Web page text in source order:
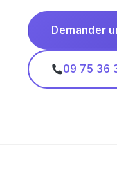
Demander
09 75 36